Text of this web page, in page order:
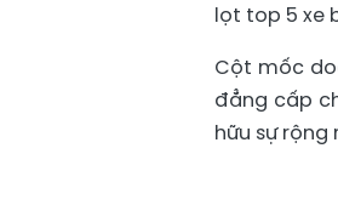
lọt top 5 xe
Cột mốc
đẳng cấp
hữu sự rộng